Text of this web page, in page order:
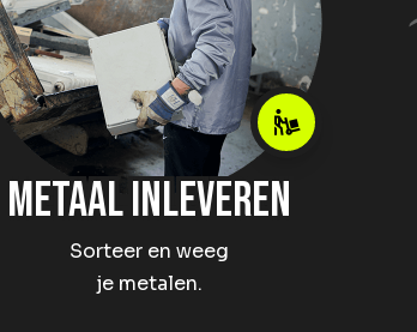
Metaal Inleveren
Sorteer en weeg
je metalen.